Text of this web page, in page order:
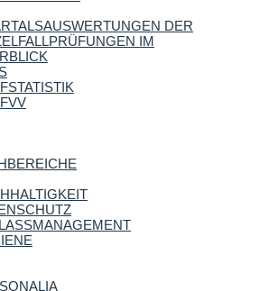
DER
IM